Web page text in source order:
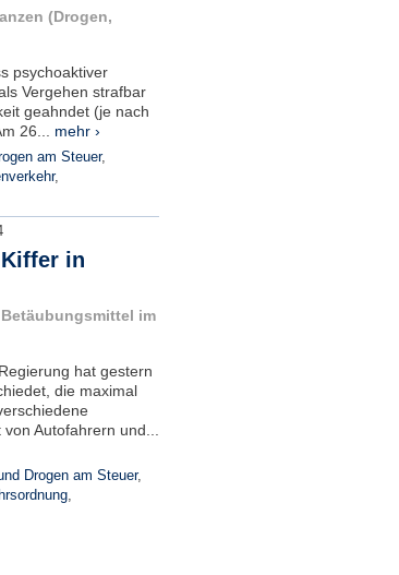
(Drogen,
psychoaktiver
Vergehen strafbar
geahndet (je nach
26... mehr ›
am Steuer,
,
in
im
hat gestern
die maximal
Autofahrern und...
Drogen am Steuer,
,